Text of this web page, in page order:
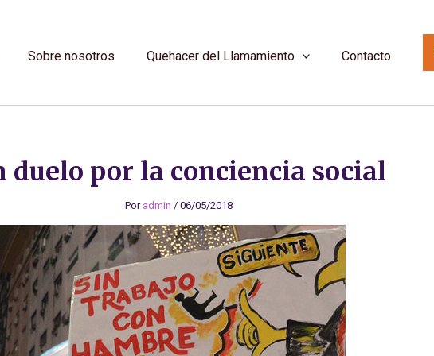
Sobre nosotros Quehacer del Llamamiento Contacto
duelo por la conciencia social
Por admin / 06/05/2018